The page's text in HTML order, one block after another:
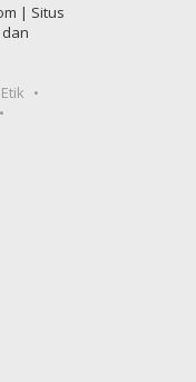
| Situs